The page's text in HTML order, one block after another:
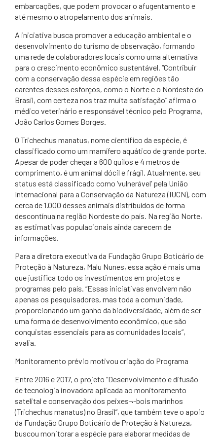
embarcações, que podem provocar o afugentamento e
até mesmo o atropelamento dos animais.
A iniciativa busca promover a educação ambiental e o
desenvolvimento do turismo de observação, formando
uma rede de colaboradores locais como uma alternativa
para o crescimento econômico sustentável. “Contribuir
com a conservação dessa espécie em regiões tão
carentes desses esforços, como o Norte e o Nordeste do
Brasil, com certeza nos traz muita satisfação” afirma o
médico veterinário e responsável técnico pelo Programa,
João Carlos Gomes Borges.
O Trichechus manatus, nome científico da espécie, é
classificado como um mamífero aquático de grande porte.
Apesar de poder chegar a 600 quilos e 4 metros de
comprimento, é um animal dócil e frágil. Atualmente, seu
status está classificado como ‘vulnerável’ pela União
Internacional para a Conservação da Natureza (IUCN), com
cerca de 1.000 desses animais distribuídos de forma
descontínua na região Nordeste do país. Na região Norte,
as estimativas populacionais ainda carecem de
informações.
Para a diretora executiva da Fundação Grupo Boticário de
Proteção à Natureza, Malu Nunes, essa ação é mais uma
que justifica todo os investimentos em projetos e
programas pelo país. “Essas iniciativas envolvem não
apenas os pesquisadores, mas toda a comunidade,
proporcionando um ganho da biodiversidade, além de ser
uma forma de desenvolvimento econômico, que são
conquistas essenciais para as comunidades locais”,
avalia.
Monitoramento prévio motivou criação do Programa
Entre 2016 e 2017, o projeto “Desenvolvimento e difusão
de tecnologia inovadora aplicada ao monitoramento
satelital e conservação dos peixes¬-bois marinhos
(Trichechus manatus) no Brasil”, que também teve o apoio
da Fundação Grupo Boticário de Proteção à Natureza,
buscou monitorar a espécie para elaborar medidas de